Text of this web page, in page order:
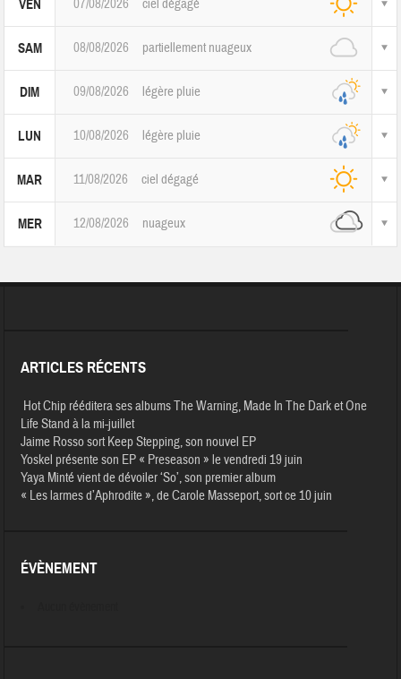
VEN 07/08/2026 ciel dégagé
SAM 08/08/2026 partiellement nuageux
DIM 09/08/2026 légère pluie
LUN 10/08/2026 légère pluie
MAR 11/08/2026 ciel dégagé
MER 12/08/2026 nuageux
ARTICLES RÉCENTS
Hot Chip rééditera ses albums The Warning, Made In The Dark et One
Life Stand à la mi-juillet
Jaime Rosso sort Keep Stepping, son nouvel EP
Yoskel présente son EP « Preseason » le vendredi 19 juin
Yaya Minté vient de dévoiler ‘So’, son premier album
« Les larmes d’Aphrodite », de Carole Masseport, sort ce 10 juin
ÉVÈNEMENT